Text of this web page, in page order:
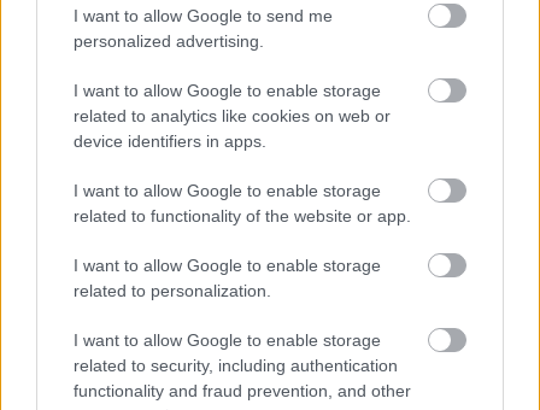
I want to allow Google to send me
personalized advertising.
I want to allow Google to enable storage
related to analytics like cookies on web or
device identifiers in apps.
I want to allow Google to enable storage
related to functionality of the website or app.
I want to allow Google to enable storage
related to personalization.
I want to allow Google to enable storage
related to security, including authentication
functionality and fraud prevention, and other
Kádár Tibor cégének autójával rongálják
az ellenzék plakátjait.
A hozzászóláshoz be kell lépned!